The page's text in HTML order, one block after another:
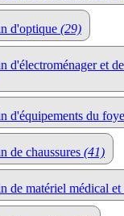
d'optique (29)
d'électroménager et
d'équipements du
de chaussures (41)
de matériel médical